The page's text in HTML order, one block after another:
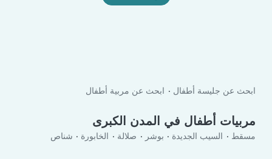
ابحث عن جليسة أطفال ابحث عن مربية أطفال
مربيات أطفال في المدن الكبرى
مسقط السيب الجديدة بوشر صلالة الخابورة شناص